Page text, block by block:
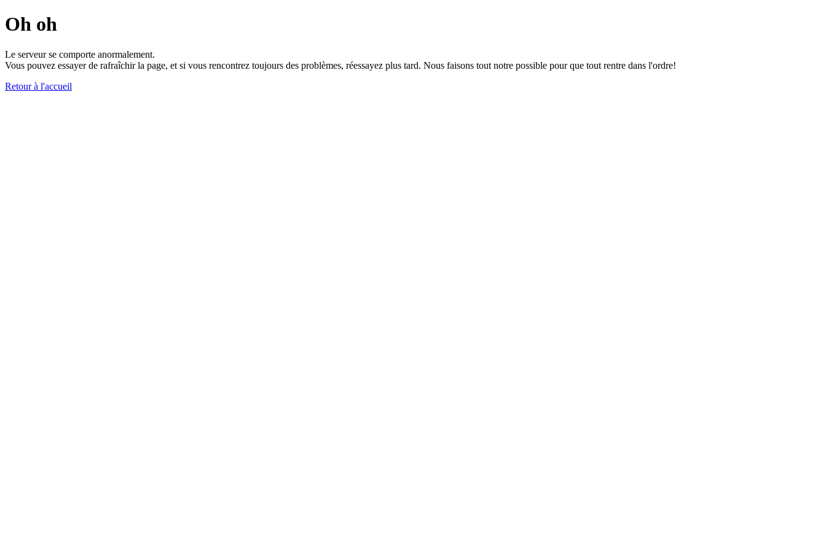
Oh oh
Le serveur se comporte anormalement.
Vous pouvez essayer de rafraîchir la page, et si vous rencontrez toujours des problèmes, réessayez plus tard. Nous faisons tout notre possible pour que tout rentre dans l'ordre!
Retour à l'accueil